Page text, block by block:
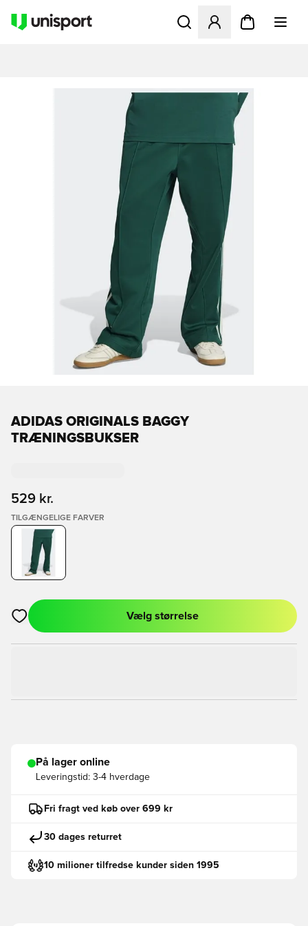
Åbner en Modal til at
ADIDAS ORIGINALS BAGGY
TRÆNINGSBUKSER
529 kr.
TILGÆNGELIGE FARVER
Åbner en Modal til at logge ind eller tilmelde dig som medlem
Vælg størrelse
På lager online
Leveringstid: 3-4 hverdage
Fri fragt ved køb over 699 kr
30 dages returret
10 milioner tilfredse kunder siden 1995